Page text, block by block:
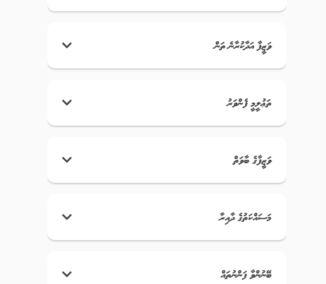
ވަޒީފާ އަދާކުރާނެ ތަން
ތަޢުލީމީ ފެންވަރު
ވަޒީފާގެ ބާވަތް
މަސައްކަތުގެ ދާއިރާ
ބޭނުންވާ ފަންނުތައް